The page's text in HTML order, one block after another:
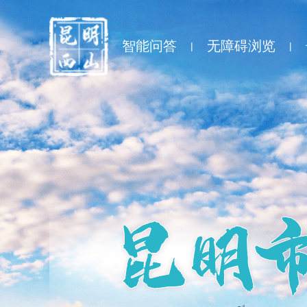
智能问答 | 无障碍浏览 |